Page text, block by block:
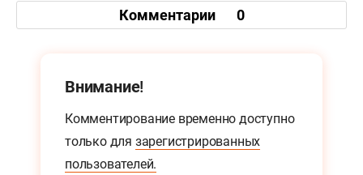
Комментарии 0
Внимание!
Комментирование временно доступно
только для зарегистрированных
пользователей.